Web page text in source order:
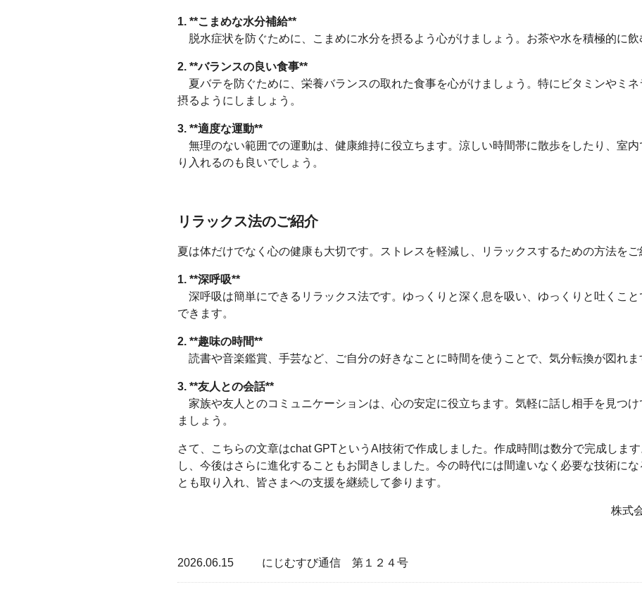
1. **こまめな水分補給**
脱水症状を防ぐために、こまめに水分を摂るよう心がけましょう。お茶や水を積極的に飲
2. **バランスの良い食事**
夏バテを防ぐために、栄養バランスの取れた食事を心がけましょう。特にビタミンやミ
摂るようにしましょう。
3. **適度な運動**
無理のない範囲での運動は、健康維持に役立ちます。涼しい時間帯に散歩をしたり、室内
り入れるのも良いでしょう。
リラックス法のご紹介
夏は体だけでなく心の健康も大切です。ストレスを軽減し、リラックスするための方法をご
1. **深呼吸**
深呼吸は簡単にできるリラックス法です。ゆっくりと深く息を吸い、ゆっくりと吐くこと
できます。
2. **趣味の時間**
読書や音楽鑑賞、手芸など、ご自分の好きなことに時間を使うことで、気分転換が図れま
3. **友人との会話**
家族や友人とのコミュニケーションは、心の安定に役立ちます。気軽に話し相手を見つけ
ましょう。
さて、こちらの文章はchat GPTというAI技術で作成しました。作成時間は数分で完成しま
し、今後はさらに進化することもお聞きしました。今の時代には間違いなく必要な技術に
とも取り入れ、皆さまへの支援を継続して参ります。
株式
2026.06.15 にじむすび通信 第１２４号